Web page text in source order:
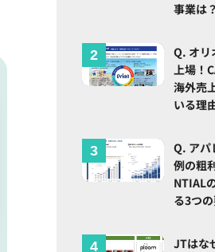
事業は？
Q. オリ
上場！
海外売
いる理
Q. アパ
例の粗
NTIAL
る3つ
JTはな